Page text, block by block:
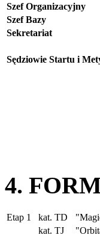
Szef Organizacyjny
Szef Bazy
Sekretariat
Sędziowie Startu i
4.
Etap 1 kat. TD
kat. TJ